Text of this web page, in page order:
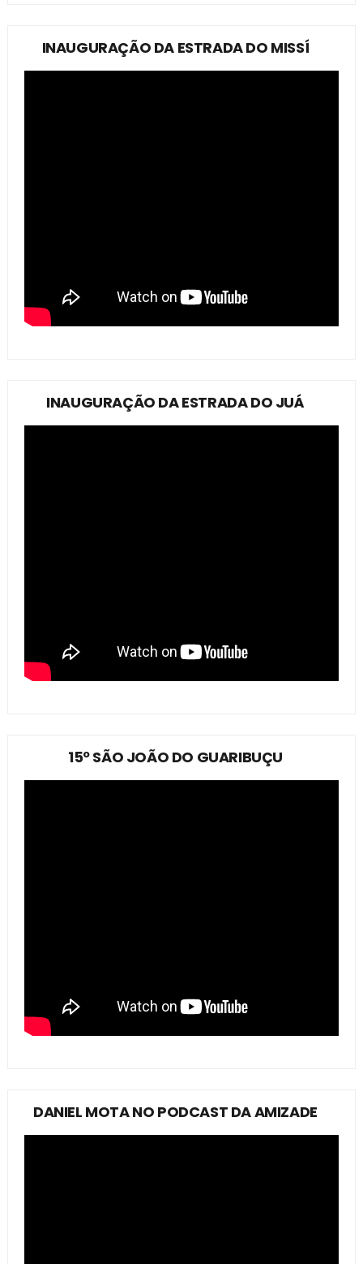
INAUGURAÇÃO DA ESTRADA DO MISSÍ
INAUGURAÇÃO DA ESTRADA DO JUÁ
15º SÃO JOÃO DO GUARIBUÇU
DANIEL MOTA NO PODCAST DA AMIZADE